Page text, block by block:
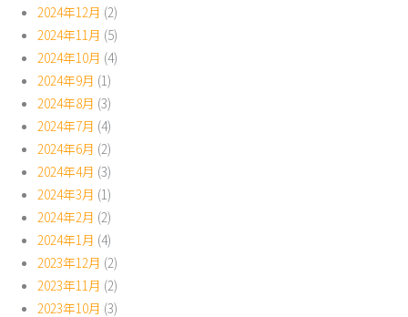
2024年12月 (2)
2024年11月 (5)
2024年10月 (4)
2024年9月 (1)
2024年8月 (3)
2024年7月 (4)
2024年6月 (2)
2024年4月 (3)
2024年3月 (1)
2024年2月 (2)
2024年1月 (4)
2023年12月 (2)
2023年11月 (2)
2023年10月 (3)